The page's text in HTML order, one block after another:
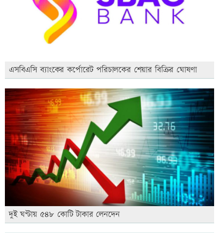
এসবিএসি ব্যাংকের কর্পোরেট পরিচালকের শেয়ার বিক্রির ঘোষণা
দুই ঘণ্টায় ৫৪৮ কোটি টাকার লেনদেন